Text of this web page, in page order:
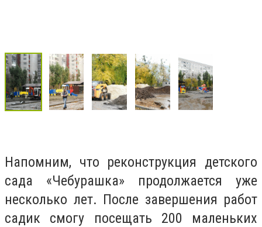
Напомним, что реконструкция детского
сада «Чебурашка» продолжается уже
несколько лет. После завершения работ
садик смогу посещать 200 маленьких